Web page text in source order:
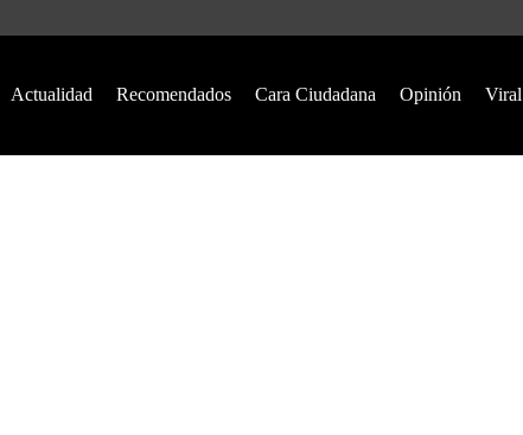
Actualidad Recomendados Cara Ciudadana Opinión Viral